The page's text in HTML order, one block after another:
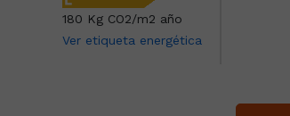
180 Kg CO2/m2 año
Ver etiqueta energética